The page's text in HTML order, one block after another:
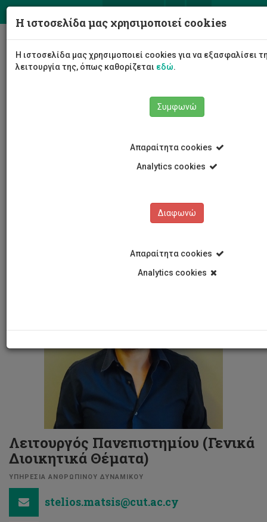
Προσωπικό Στέλιος Α. Μάτσης
Στέλιος Α. Μάτσης
Λειτουργός Πανεπιστημίου (Γενικά
Διοικητικά Θέματα)
ΥΠΗΡΕΣΙΑ ΑΝΘΡΩΠΙΝΟΥ ΔΥΝΑΜΙΚΟΥ
stelios.matsis@cut.ac.cy
Η ιστοσελίδα μας χρησιμοποιεί cookies
Η ιστοσελίδα μας χρησιμοποιεί cookies για να εξασφαλίσει
λειτουργία της, όπως καθορίζεται εδώ.
Συμφωνώ
Απαραίτητα cookies
Analytics cookies
Διαφωνώ
Απαραίτητα cookies
Analytics cookies